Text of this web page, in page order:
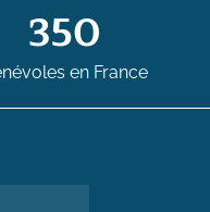
350
en France